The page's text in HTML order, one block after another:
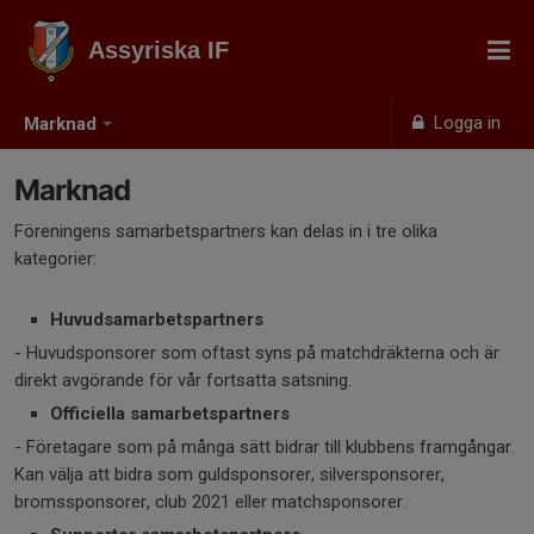
Marknad Logga in
Assyriska IF
Marknad
Föreningens samarbetspartners kan delas in i tre olika
kategorier:
Huvudsamarbetspartners
- Huvudsponsorer som oftast syns på matchdräkterna och är
direkt avgörande för vår fortsatta satsning.
Officiella samarbetspartners
- Företagare som på många sätt bidrar till klubbens framgångar.
Kan välja att bidra som guldsponsorer, silversponsorer,
bromssponsorer, club 2021 eller matchsponsorer.